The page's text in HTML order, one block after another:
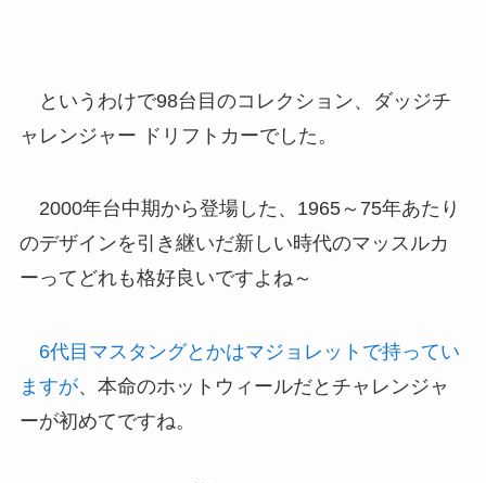
というわけで98台目のコレクション、ダッジチ
ャレンジャー ドリフトカーでした。
2000年台中期から登場した、1965～75年あたり
のデザインを引き継いだ新しい時代のマッスルカ
ーってどれも格好良いですよね～
6代目マスタングとかはマジョレットで持ってい
ますが、本命のホットウィールだとチャレンジャ
ーが初めてですね。